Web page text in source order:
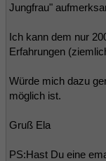
Jungfrau"
Ich kann dem nur
Erfahrungen
Würde mich dazu
möglich ist.
Gruß Ela
PS:Hast Du eine